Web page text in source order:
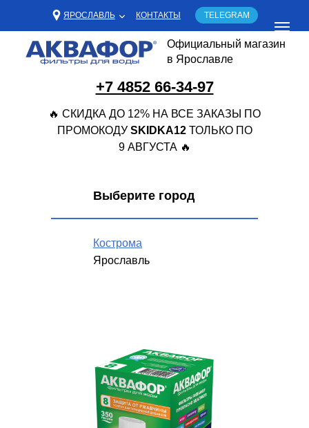
+7 4852 66-34-97
ЯРОСЛАВЛЬ
Официальный магазин
в Ярославле
🔥 СКИДКА ДО 12% НА ВСЕ ЗАКАЗЫ ПО
ПРОМОКОДУ SKIDKA12 ТОЛЬКО ПО
9 АВГУСТА 🔥
КОНТАКТЫ TELEGRAM
Кострома
Ярославль
Выберите город